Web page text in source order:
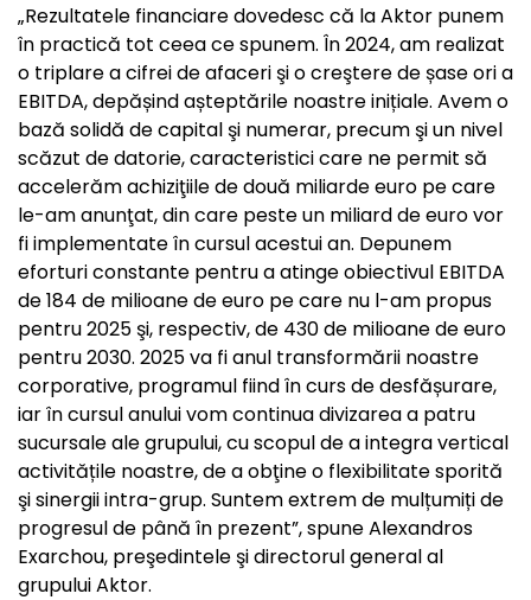
„Rezultatele financiare dovedesc că la Aktor punem
în practică tot ceea ce spunem. În 2024, am realizat
o triplare a cifrei de afaceri şi o creştere de șase ori a
EBITDA, depășind așteptările noastre inițiale. Avem o
bază solidă de capital şi numerar, precum şi un nivel
scăzut de datorie, caracteristici care ne permit să
accelerăm achiziţiile de două miliarde euro pe care
le-am anunţat, din care peste un miliard de euro vor
fi implementate în cursul acestui an. Depunem
eforturi constante pentru a atinge obiectivul EBITDA
de 184 de milioane de euro pe care nu l-am propus
pentru 2025 şi, respectiv, de 430 de milioane de euro
pentru 2030. 2025 va fi anul transformării noastre
corporative, programul fiind în curs de desfășurare,
iar în cursul anului vom continua divizarea a patru
sucursale ale grupului, cu scopul de a integra vertical
activitățile noastre, de a obţine o flexibilitate sporită
şi sinergii intra-grup. Suntem extrem de mulțumiți de
progresul de până în prezent”, spune Alexandros
Exarchou, preşedintele şi directorul general al
grupului Aktor.